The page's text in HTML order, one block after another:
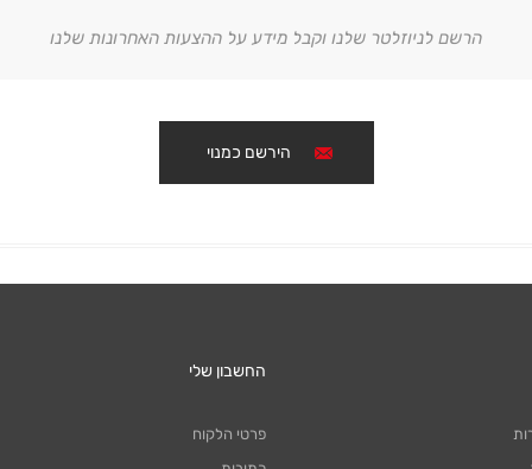
הרשם לניוזלטר שלנו וקבל מידע על ההצעות האחרונות שלנו
הירשם כמנוי
החשבון שלי
פרטי הלקוח